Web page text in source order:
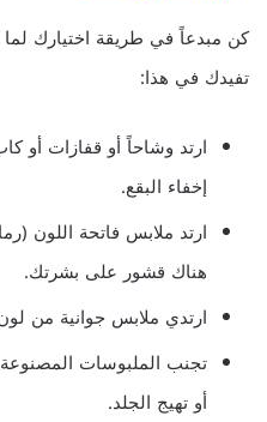
كن مبدعاً في طريقة اختيارك لما
تفيدك في هذا:
ارتد وشاحاً أو قفازات أو
إخفاء البقع.
ارتد ملابس فاتحة اللون
هناك قشور على بشرتك.
ارتدي ملابس جوانية من
تجنب الملبوسات
أو تهيج الجلد.